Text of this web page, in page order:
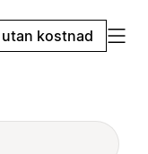
kostnad